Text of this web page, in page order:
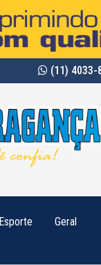
(11) 4033-
Esporte Geral